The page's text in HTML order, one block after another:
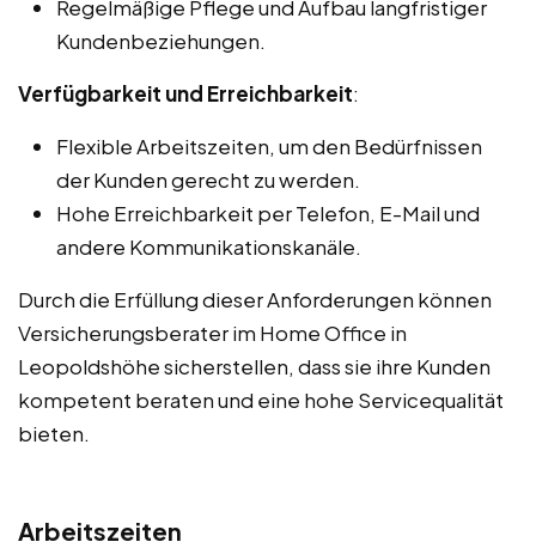
Regelmäßige Pflege und Aufbau langfristiger
Kundenbeziehungen.
Verfügbarkeit und Erreichbarkeit:
Flexible Arbeitszeiten, um den Bedürfnissen
der Kunden gerecht zu werden.
Hohe Erreichbarkeit per Telefon, E-Mail und
andere Kommunikationskanäle.
Durch die Erfüllung dieser Anforderungen können
Versicherungsberater im Home Office in
Leopoldshöhe sicherstellen, dass sie ihre Kunden
kompetent beraten und eine hohe Servicequalität
bieten.
Arbeitszeiten